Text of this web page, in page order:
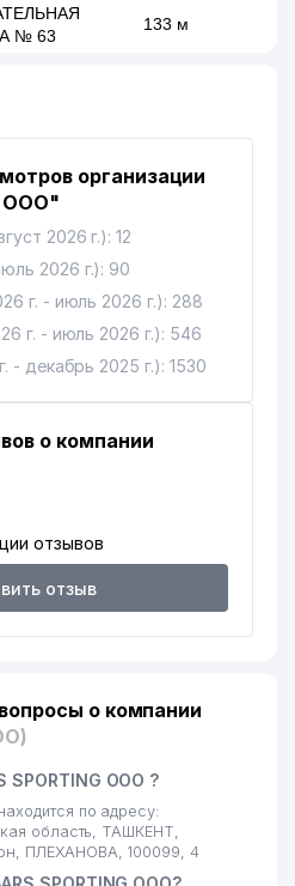
№ 63
133 м
ПОМОЩИ № 6
ООО
198 м
ИП ООО 199 м
199 м
ЧП
Р-Н)
РАЙОНА
248 м
организации
ООО"
2026 г.): 12
2026 г.): 90
г. - июль 2026 г.): 288
г. - июль 2026 г.): 546
- декабрь 2025 г.): 1530
о компании
отзывов
отзыв
о компании
SPORTING ООО ?
по адресу:
область, ТАШКЕНТ,
ПЛЕХАНОВА, 100099, 4